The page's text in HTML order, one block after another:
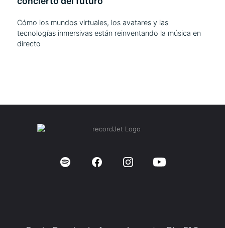
Cómo los mundos virtuales, los avatares y las
tecnologías inmersivas están reinventando la música en
directo